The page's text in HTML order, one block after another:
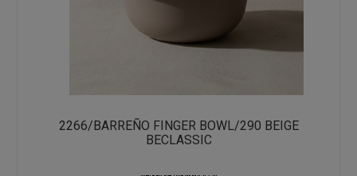
2266/BARREÑO FINGER BOWL/290 BEIGE
BECLASSIC